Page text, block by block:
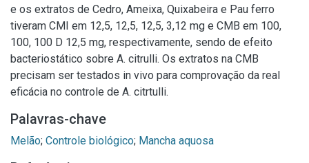
e os extratos de Cedro, Ameixa, Quixabeira e Pau ferro
tiveram CMI em 12,5, 12,5, 12,5, 3,12 mg e CMB em 100,
100, 100 D 12,5 mg, respectivamente, sendo de efeito
bacteriostático sobre A. citrulli. Os extratos na CMB
precisam ser testados in vivo para comprovação da real
eficácia no controle de A. citrtulli.
Palavras-chave
Melão; Controle biológico; Mancha aquosa